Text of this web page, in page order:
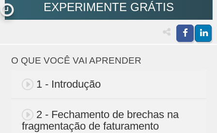
EXPERIMENTE GRÁTIS
O QUE VOCÊ VAI APRENDER
1 - Introdução
2 - Fechamento de brechas na
fragmentação de faturamento